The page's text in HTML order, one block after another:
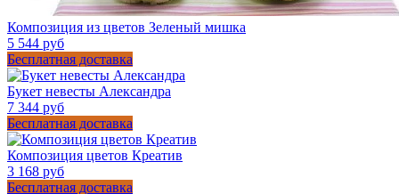
Композиция из цветов Зеленый мишка
5 544 руб
Бесплатная доставка
Букет невесты Александра
7 344 руб
Бесплатная доставка
Композиция цветов Креатив
3 168 руб
Бесплатная доставка